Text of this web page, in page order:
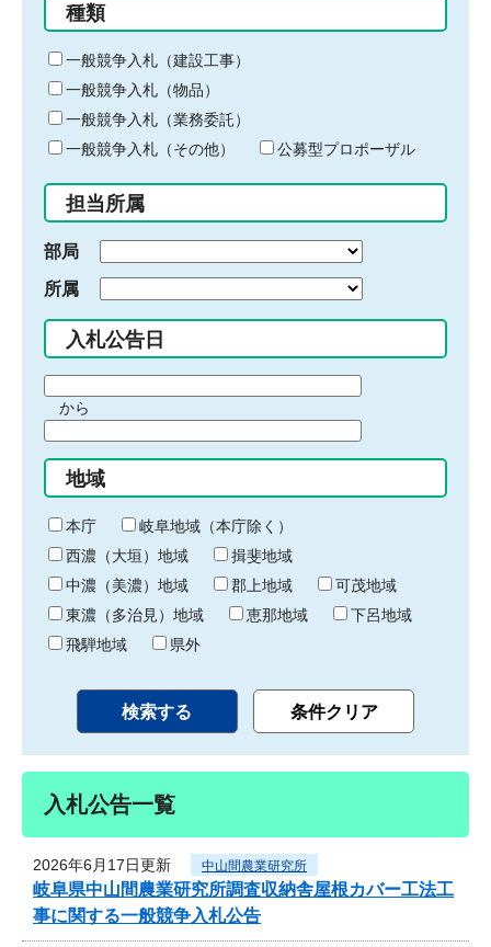
る
キ
ー
ワ
ー
ド
入
力
種類
一般競争入札（建設工事）
一般競争入札（物品）
一般競争入札（業務委託）
一般競争入札（その他）
公募型プロポーザル
担当所属
部局
所属
入札公告日
間
始
り
から
間
終
わ
り
地域
本庁
岐阜地域（本庁除く）
西濃（大垣）地域
揖斐地域
中濃（美濃）地域
郡上地域
可茂地域
東濃（多治見）地域
恵那地域
下呂地域
飛騨地域
県外
入札公告一覧
2026年6月17日更新 中山間農業研究所
岐阜県中山間農業研究所調査収納舎屋根カバー工法工
事に関する一般競争入札公告